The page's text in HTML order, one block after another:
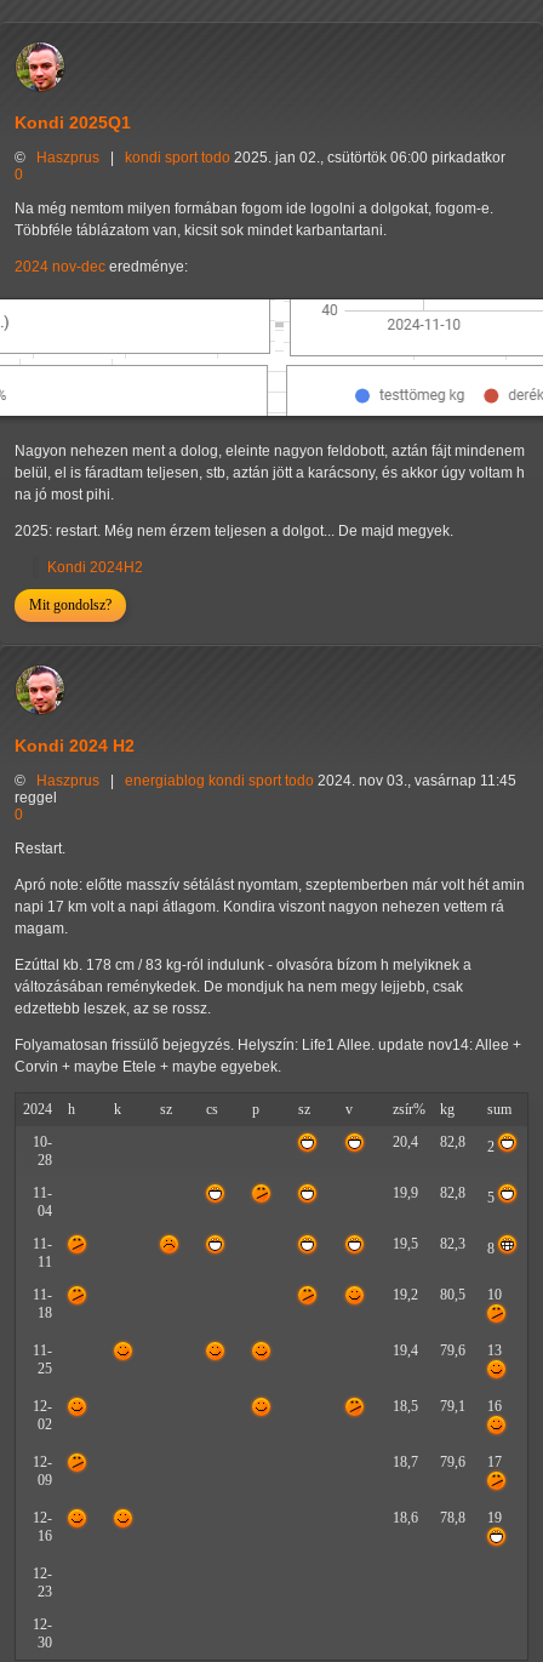
Kondi 2025Q1
© Haszprus kondi sport todo 2025. jan 02., csütörtök 06:00 pirkadatkor
0
Na még nemtom milyen formában fogom ide logolni a dolgokat, fogom-e.
Többféle táblázatom van, kicsit sok mindet karbantartani.
2024 nov-dec eredménye:
Nagyon nehezen ment a dolog, eleinte nagyon feldobott, aztán fájt mindenem
belül, el is fáradtam teljesen, stb, aztán jött a karácsony, és akkor úgy voltam h
na jó most pihi.
2025: restart. Még nem érzem teljesen a dolgot... De majd megyek.
Kondi 2024H2
Mit gondolsz?
Kondi 2024 H2
© Haszprus energiablog kondi sport todo 2024. nov 03., vasárnap 11:45
reggel
0
Restart.
Apró note: előtte masszív sétálást nyomtam, szeptemberben már volt hét amin
napi 17 km volt a napi átlagom. Kondira viszont nagyon nehezen vettem rá
magam.
Ezúttal kb. 178 cm / 83 kg-ról indulunk - olvasóra bízom h melyiknek a
változásában reménykedek. De mondjuk ha nem megy lejjebb, csak
edzettebb leszek, az se rossz.
Folyamatosan frissülő bejegyzés. Helyszín: Life1 Allee. update nov14: Allee +
Corvin + maybe Etele + maybe egyebek.
2024 h k sz cs p sz v zsír% kg
sum
10-
28
20,4 82,8 2
11-
04
19,9 82,8 5
11-
11
19,5 82,3 8
11-
18
19,2 80,5 10
11-
25
19,4 79,6 13
12-
02
18,5 79,1 16
12-
09
18,7 79,6 17
12-
16
18,6 78,8 19
12-
23
12-
30